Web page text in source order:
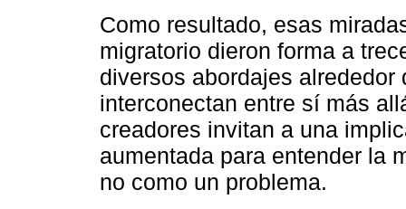
Como resultado, esas
migratorio dieron forma a
diversos abordajes
interconectan entre sí más
creadores invitan a una
aumentada para entender la
no como un problema.